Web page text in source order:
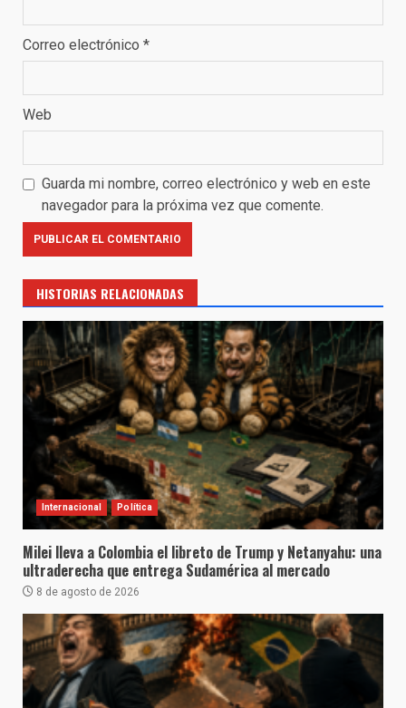
Correo electrónico *
Web
Guarda mi nombre, correo electrónico y web en este
navegador para la próxima vez que comente.
HISTORIAS RELACIONADAS
Internacional Política
Milei lleva a Colombia el libreto de Trump y Netanyahu: una
ultraderecha que entrega Sudamérica al mercado
8 de agosto de 2026